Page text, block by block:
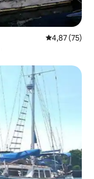
4,87 de uma
4,87 (75)